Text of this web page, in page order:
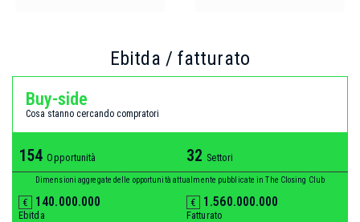
Ebitda / fatturato
Buy-side
Cosa stanno cercando compratori
154Opportunità 32 Settori
Dimensioni aggregate delle opportunità attualmente pubblicate inThe Closing Club
€ 140.000.000
Ebitda
€ 1.560.000.000
Fatturato